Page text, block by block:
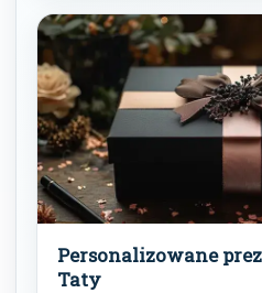
Personalizowane
Taty